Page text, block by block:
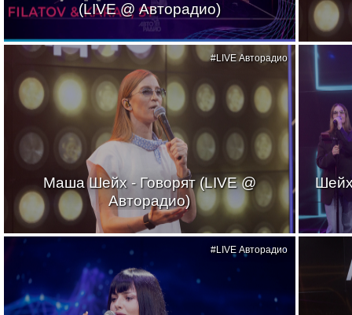
(LIVE @ Авторадио)
Маша Шейх - Говорят (LIVE @
Авторадио)
#LIVE Авторадио
#LIVE Авторадио